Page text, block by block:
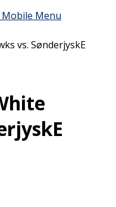
Menu
vs. SønderjyskE